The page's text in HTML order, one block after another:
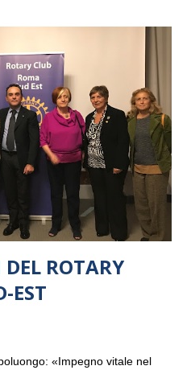
ROTARY
EST
«Impegno vitale nel